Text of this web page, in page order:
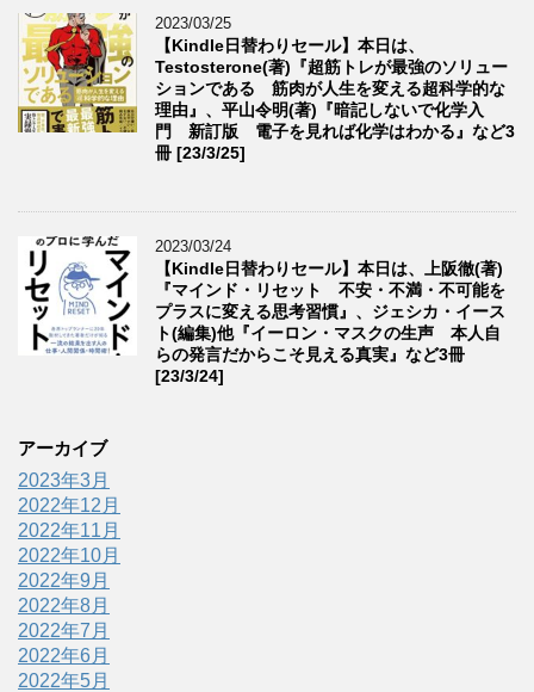
2023/03/25
【Kindle日替わりセール】本日は、
Testosterone(著)『超筋トレが最強のソリュー
ションである 筋肉が人生を変える超科学的な
理由』、平山令明(著)『暗記しないで化学入
門 新訂版 電子を見れば化学はわかる』など3
冊 [23/3/25]
2023/03/24
【Kindle日替わりセール】本日は、上阪徹(著)
『マインド・リセット 不安・不満・不可能を
プラスに変える思考習慣』、ジェシカ・イース
ト(編集)他『イーロン・マスクの生声 本人自
らの発言だからこそ見える真実』など3冊
[23/3/24]
アーカイブ
2023年3月
2022年12月
2022年11月
2022年10月
2022年9月
2022年8月
2022年7月
2022年6月
2022年5月